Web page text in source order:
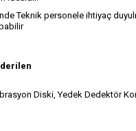
Teknik personele ihtiyaç
yapabilir
Diski, Yedek